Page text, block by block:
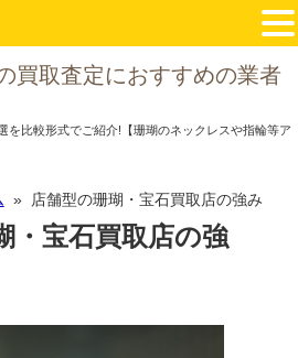
買取査定におすすめの業者
を比較形式でご紹介!【珊瑚のネックレスや指輪等ア
» 店舗型の珊瑚・宝石買取店の強み
・宝石買取店の強